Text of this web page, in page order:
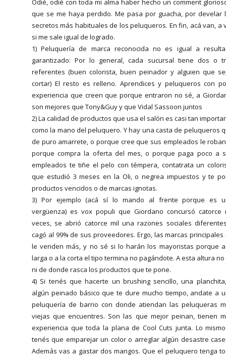
Odié, odié con toda mi alma haber hecho un comment
que se me haya perdido. Me pasa por guacha, por develar
secretos más habituales de los peluqueros. En fin, acá van, a
si me sale igual de logrado.
1) Peluquería de marca reconocida no es igual a
garantizado: Por lo general, cada sucursal tiene dos o
referentes (buen colorista, buen peinador y alguien que
cortar) El resto es relleno. Aprendices y peluqueros con
experiencia que creen que porque entraron no sé, a
son mejores que Tony&Guy y que Vidal Sassoon juntos
2) La calidad de productos que usa el salón es casi tan
como la mano del peluquero. Y hay una casta de peluqueros
de puro amarrete, o porque cree que sus empleados le
porque compra la oferta del mes, o porque paga poco a
empleados te tiñe el pelo con témpera, contatrata un
que estudió 3 meses en la Oli, o negrea impuestos y te
productos vencidos o de marcas ignotas.
3) Por ejemplo (acá sí lo mando al frente porque es
vergüenza) es vox populi que Giordano concursó catorce
veces, se abrió catorce mil una razones sociales
cagó al 99% de sus proveedores. Ergo, las marcas principales
le venden más, y no sé si lo harán los mayoristas porque
larga o a la corta el tipo termina no pagándote. A esta altura no
ni de donde rasca los productos que te pone.
4) Si tenés que hacerte un brushing sencillo, una
algún peinado básico que te dure mucho tiempo, andate a
peluquería de barrio con donde atiendan las peluqueras
viejas que encuentres. Son las que mejor peinan, tienen
experiencia que toda la plana de Cool Cuts junta. Lo
tenés que emparejar un color o arreglar algún desastre
Además vas a gastar dos mangos. Que el peluquero tenga